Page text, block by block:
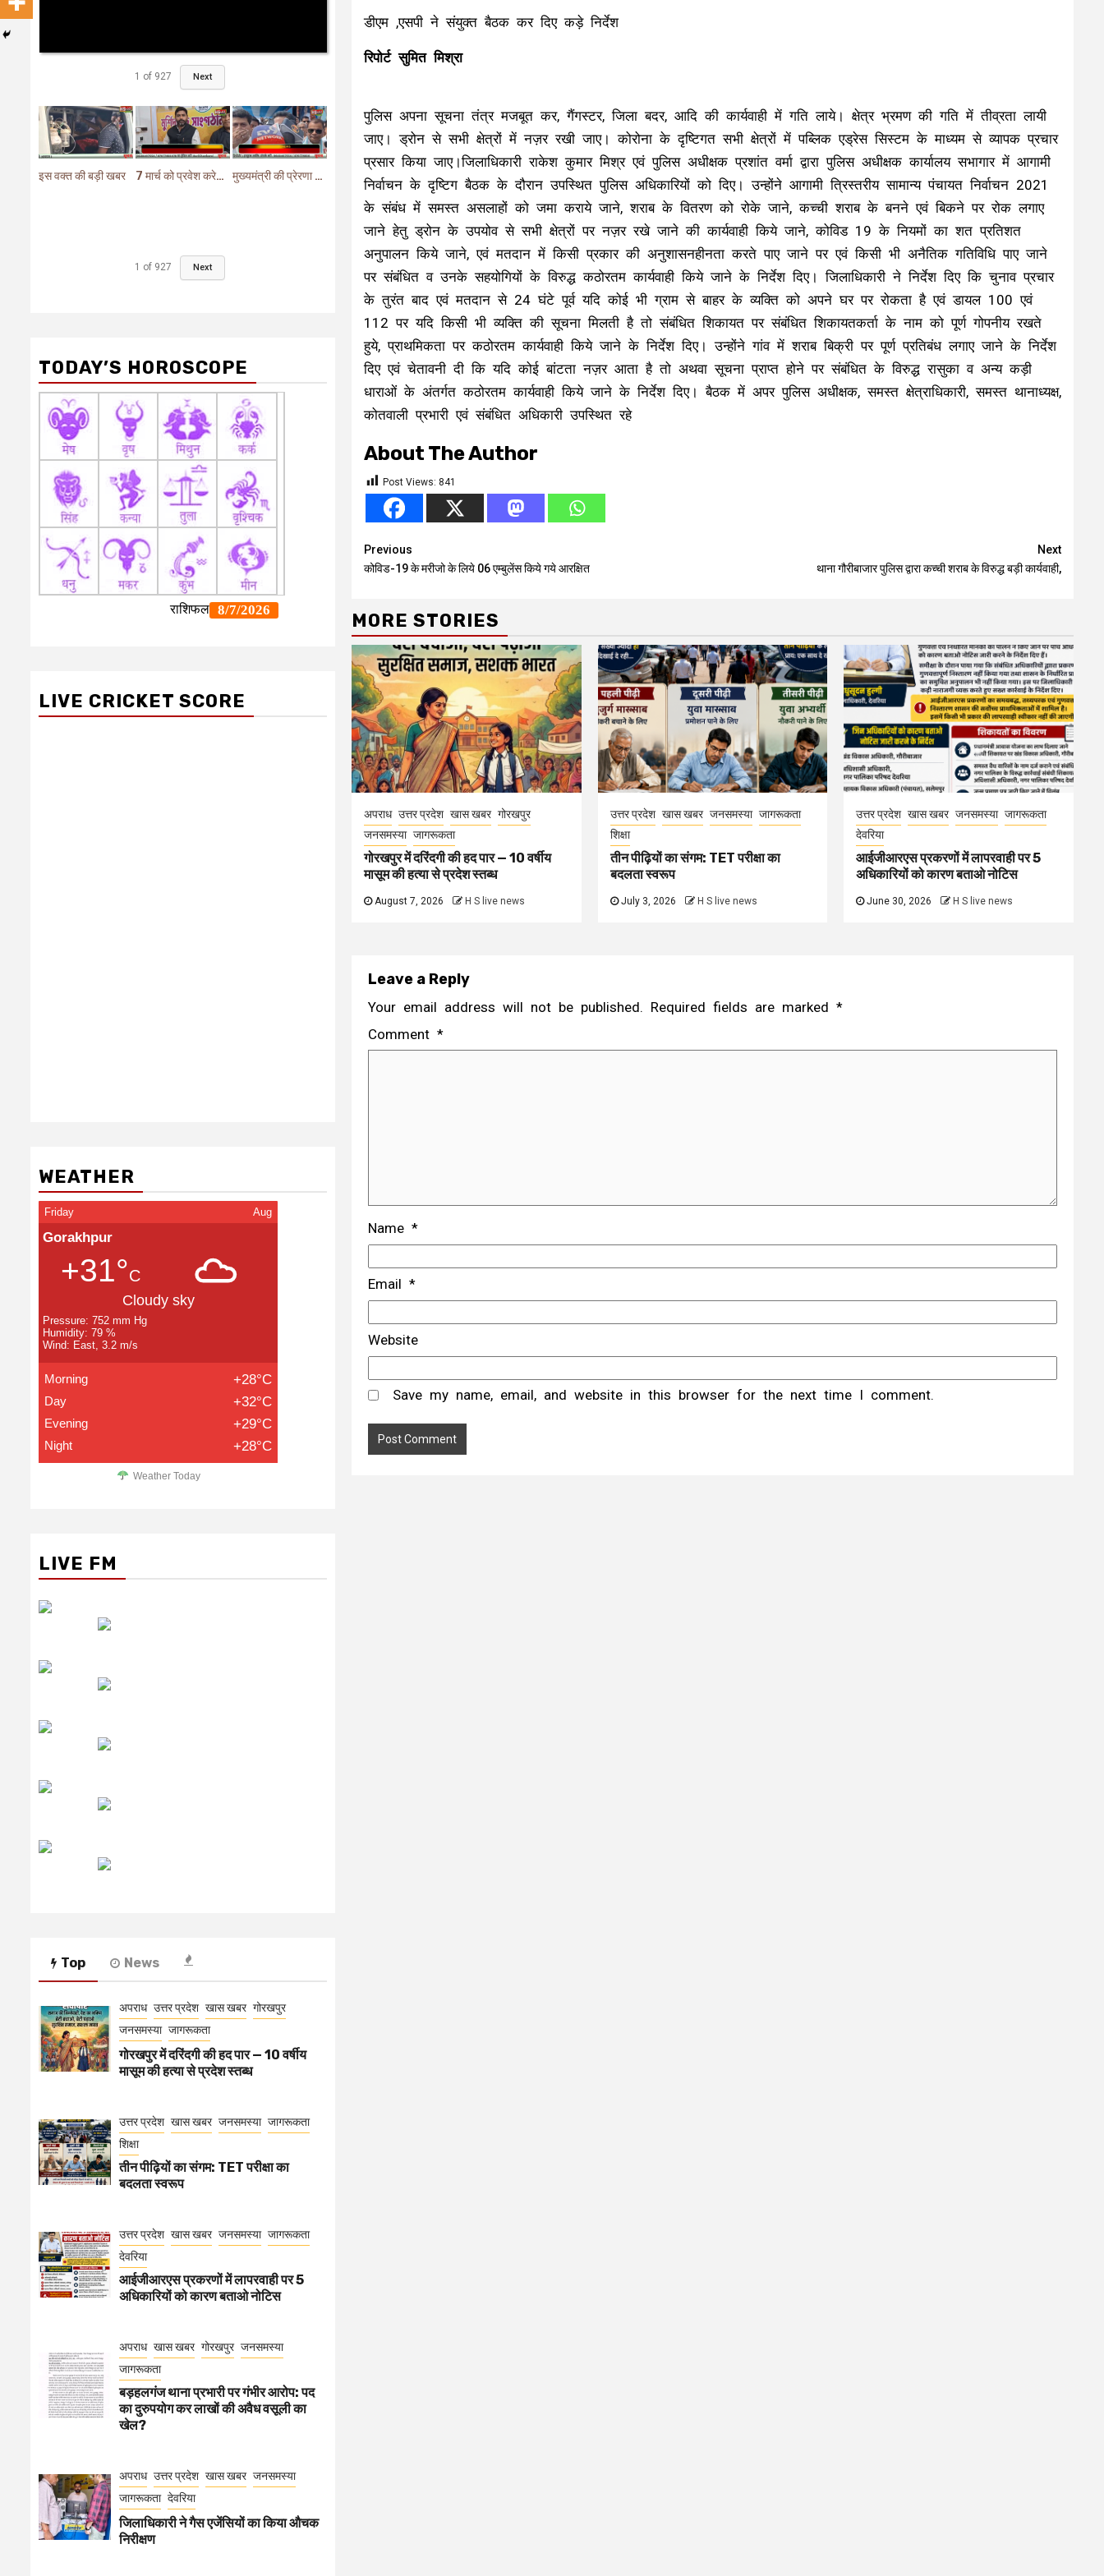
डीएम ,एसपी ने संयुक्त बैठक कर दिए कड़े निर्देश
रिपोर्ट सुमित मिश्रा
पुलिस अपना सूचना तंत्र मजबूत कर, गैंगस्टर, जिला बदर, आदि की कार्यवाही में गति लाये। क्षेत्र भ्रमण की गति में तीव्रता लायी
जाए। ड्रोन से सभी क्षेत्रों में नज़र रखी जाए। कोरोना के दृष्टिगत सभी क्षेत्रों में पब्लिक एड्रेस सिस्टम के माध्यम से व्यापक प्रचार
प्रसार किया जाए।जिलाधिकारी राकेश कुमार मिश्र एवं पुलिस अधीक्षक प्रशांत वर्मा द्वारा पुलिस अधीक्षक कार्यालय सभागार में आगामी
निर्वाचन के दृष्टिग बैठक के दौरान उपस्थित पुलिस अधिकारियों को दिए। उन्होंने आगामी त्रिस्तरीय सामान्य पंचायत निर्वाचन 2021
के संबंध में समस्त असलाहों को जमा कराये जाने, शराब के वितरण को रोके जाने, कच्ची शराब के बनने एवं बिकने पर रोक लगाए
जाने हेतु ड्रोन के उपयोव से सभी क्षेत्रों पर नज़र रखे जाने की कार्यवाही किये जाने, कोविड 19 के नियमों का शत प्रतिशत
अनुपालन किये जाने, एवं मतदान में किसी प्रकार की अनुशासनहीनता करते पाए जाने पर एवं किसी भी अनैतिक गतिविधि पाए जाने
पर संबंधित व उनके सहयोगियों के विरुद्ध कठोरतम कार्यवाही किये जाने के निर्देश दिए। जिलाधिकारी ने निर्देश दिए कि चुनाव प्रचार
के तुरंत बाद एवं मतदान से 24 घंटे पूर्व यदि कोई भी ग्राम से बाहर के व्यक्ति को अपने घर पर रोकता है एवं डायल 100 एवं
112 पर यदि किसी भी व्यक्ति की सूचना मिलती है तो संबंधित शिकायत पर संबंधित शिकायतकर्ता के नाम को पूर्ण गोपनीय रखते
हुये, प्राथमिकता पर कठोरतम कार्यवाही किये जाने के निर्देश दिए। उन्होंने गांव में शराब बिक्री पर पूर्ण प्रतिबंध लगाए जाने के निर्देश
दिए एवं चेतावनी दी कि यदि कोई बांटता नज़र आता है तो अथवा सूचना प्राप्त होने पर संबंधित के विरुद्ध रासुका व अन्य कड़ी
धाराओं के अंतर्गत कठोरतम कार्यवाही किये जाने के निर्देश दिए। बैठक में अपर पुलिस अधीक्षक, समस्त क्षेत्राधिकारी, समस्त थानाध्यक्ष,
कोतवाली प्रभारी एवं संबंधित अधिकारी उपस्थित रहे
About The Author
Post Views: 841
Continue
Reading
Previous
कोविड-19 के मरीजो के लिये 06 एम्बुलेंस किये गये आरक्षित
Next
थाना गौरीबाजार पुलिस द्वारा कच्ची शराब के विरुद्ध बड़ी कार्यवाही,
MORE STORIES
अपराध उत्तर प्रदेश खास खबर गोरखपुर
जनसमस्या जागरूकता
गोरखपुर में दरिंदगी की हद पार — 10 वर्षीय
मासूम की हत्या से प्रदेश स्तब्ध
August 7, 2026 H S live news
उत्तर प्रदेश खास खबर जनसमस्या जागरूकता
शिक्षा
तीन पीढ़ियों का संगम: TET परीक्षा का
बदलता स्वरूप
July 3, 2026 H S live news
उत्तर प्रदेश खास खबर जनसमस्या जागरूकता
देवरिया
आईजीआरएस प्रकरणों में लापरवाही पर 5
अधिकारियों को कारण बताओ नोटिस
June 30, 2026 H S live news
Leave a Reply
Your email address will not be published. Required fields are marked *
Comment *
Name *
Email *
Website
Save my name, email, and website in this browser for the next time I comment.
1 of 927 Next
इस वक्त की बड़ी खबर 7 मार्च को प्रवेश करेगा मुर्शिदाबाद में बीजेपी का परिवर्तन यात्रा रथ मुख्यमंत्री की प्रेरणा से दो महत्वपूर्ण योजनाओं का हुआ शिलान्यास
1 of 927 Next
TODAY’S HOROSCOPE
LIVE CRICKET SCORE
WEATHER
Friday Aug
Gorakhpur
+31°C
Cloudy sky
Pressure: 752 mm Hg
Humidity: 79 %
Wind: East, 3.2 m/s
Morning +28°C
Day +32°C
Evening +29°C
Night +28°C
Weather Today
LIVE FM
Top News
अपराध उत्तर प्रदेश खास खबर गोरखपुर
जनसमस्या जागरूकता
गोरखपुर में दरिंदगी की हद पार — 10 वर्षीय
मासूम की हत्या से प्रदेश स्तब्ध
उत्तर प्रदेश खास खबर जनसमस्या जागरूकता
शिक्षा
तीन पीढ़ियों का संगम: TET परीक्षा का
बदलता स्वरूप
उत्तर प्रदेश खास खबर जनसमस्या जागरूकता
देवरिया
आईजीआरएस प्रकरणों में लापरवाही पर 5
अधिकारियों को कारण बताओ नोटिस
अपराध खास खबर गोरखपुर जनसमस्या
जागरूकता
बड़हलगंज थाना प्रभारी पर गंभीर आरोप: पद
का दुरुपयोग कर लाखों की अवैध वसूली का
खेल?
अपराध उत्तर प्रदेश खास खबर जनसमस्या
जागरूकता देवरिया
जिलाधिकारी ने गैस एजेंसियों का किया औचक
निरीक्षण